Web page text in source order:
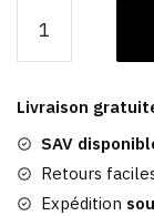
Casquette
Peaky
Blinders​
|
Grise
Livraison
SAV
Retours
Expédition